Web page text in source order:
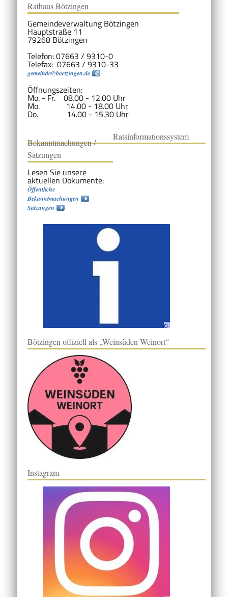
Rathaus Bötzingen
Gemeindeverwaltung Bötzingen
Hauptstraße 11
79268 Bötzingen
Telefon: 07663 / 9310-0
Telefax: 07663 / 9310-33
gemeinde@boetzingen.de
Öffnungszeiten:
Mo. - Fr. 08.00 - 12.00 Uhr
Mo. 14.00 - 18.00 Uhr
Do. 14.00 - 15.30 Uhr
Bekanntmachungen /
Satzungen
Lesen Sie unsere
aktuellen Dokumente:
Öffentliche
Bekanntmachungen
Satzungen
Ratsinformationssystem
Bötzingen offiziell als „Weinsüden Weinort“
Instagram